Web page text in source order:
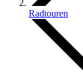
Radtouren